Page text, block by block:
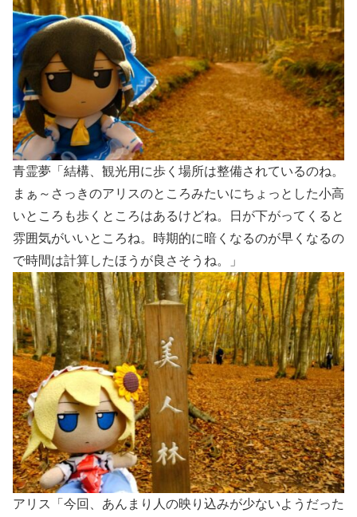
青霊夢「結構、観光用に歩く場所は整備されているのね。
まぁ～さっきのアリスのところみたいにちょっとした小高
いところも歩くところはあるけどね。日が下がってくると
雰囲気がいいところね。時期的に暗くなるのが早くなるの
で時間は計算したほうが良さそうね。」
アリス「今回、あんまり人の映り込みが少ないようだった